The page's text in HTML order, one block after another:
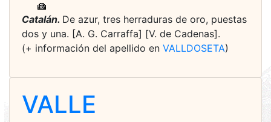
Catalán. De azur, tres herraduras de oro, puestas
dos y una. [A. G. Carraffa] [V. de Cadenas].
(+ información del apellido en VALLDOSETA)
VALLE